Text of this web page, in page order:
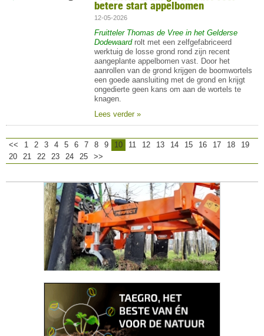
betere start appelbomen
12-05-2026
Fruitteler Thomas de Vree in het Gelderse
Dodewaardrolt met een zelfgefabriceerd
werktuig de losse grond rond zijn recent
aangeplante appelbomen vast. Door het
aanrollen van de grond krijgen de boomwortels
een goede aansluiting met de grond en krijgt
ongedierte geen kans om aan de wortels te
knagen.
Lees verder »
<< 1 2 3 4 5 6 7 8 9 10 11 12 13 14 15 16 17 18
19
20
21 22 23 24 25 >>